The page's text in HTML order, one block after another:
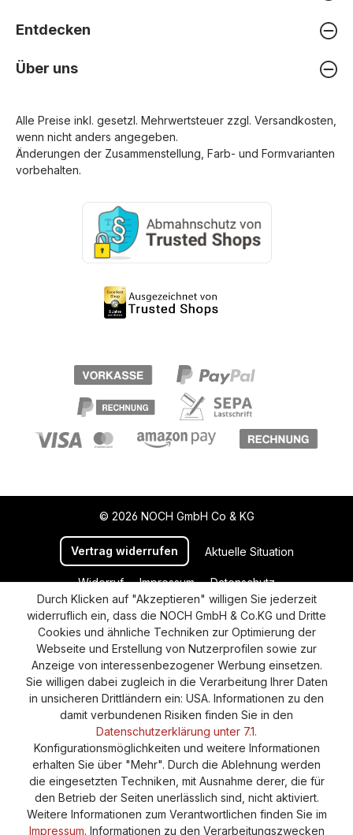
Entdecken
Über uns
Alle Preise inkl. gesetzl. Mehrwertsteuer zzgl. Versandkosten
wenn nicht anders angegeben.
Änderungen der Zusammenstellung, Farb- und Formvarianten
vorbehalten.
© 2026 NOCH GmbH Co & KG
Vertrag widerrufen Aktuelle Situation
Widerruf Impressum
Datenschutz
Versand und Zahlung
AGB
Cookie-Einstellungen
Barrierefreiheitserklärung
Durch Klicken auf "Akzeptieren" willigen Sie jederzeit
widerruflich ein, dass die NOCH GmbH & Co.KG und Dritte
Cookies und ähnliche Techniken zur Optimierung der
Webseite und Erstellung von Nutzerprofilen sowie zur
Anzeige von interessenbezogener Werbung einsetzen.
Sie willigen dabei zugleich in die Verarbeitung Ihrer Daten
in unsicheren Drittländern ein: USA. Informationen zu den
damit verbundenen Risiken finden Sie in den
Datenschutzerklärung unter 7.1.
Konfigurationsmöglichkeiten und weitere Informationen
erhalten Sie über "Mehr". Durch die Ablehnung werden
die eingesetzten Techniken, mit Ausnahme derer, die für
den Betrieb der Seiten unerlässlich sind, nicht aktiviert.
Weitere Informationen zum Verantwortlichen finden Sie im
Impressum. Informationen zu den Verarbeitungszwecken